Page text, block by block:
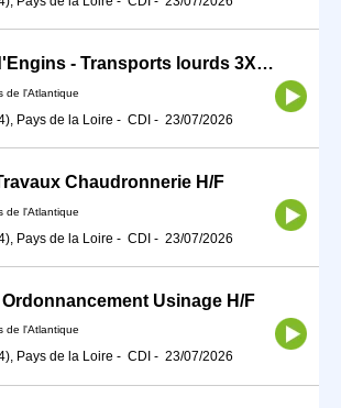
Conducteur d'Engins - Transports lourds 3X8 H/F
de l'Atlantique
Pays de la Loire - CDI - 23/07/2026
Chaudronnerie H/F
de l'Atlantique
Pays de la Loire - CDI - 23/07/2026
Usinage H/F
de l'Atlantique
Pays de la Loire - CDI - 23/07/2026